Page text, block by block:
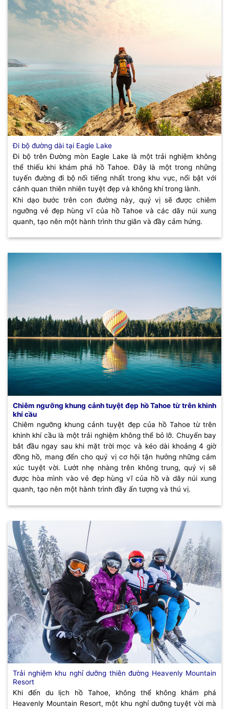
Đi bộ đường dài tại Eagle Lake
Đi bộ trên Đường mòn Eagle Lake là một trải nghiệm không
thể thiếu khi khám phá hồ Tahoe. Đây là một trong những
tuyến đường đi bộ nổi tiếng nhất trong khu vực, nổi bật với
cảnh quan thiên nhiên tuyệt đẹp và không khí trong lành.
Khi dạo bước trên con đường này, quý vị sẽ được chiêm
ngưỡng vẻ đẹp hùng vĩ của hồ Tahoe và các dãy núi xung
quanh, tạo nên một hành trình thư giãn và đầy cảm hứng.
Chiêm ngưỡng khung cảnh tuyệt đẹp hồ Tahoe từ trên khinh
khí cầu
Chiêm ngưỡng khung cảnh tuyệt đẹp của hồ Tahoe từ trên
khinh khí cầu là một trải nghiệm không thể bỏ lỡ. Chuyến bay
bắt đầu ngay sau khi mặt trời mọc và kéo dài khoảng 4 giờ
đồng hồ, mang đến cho quý vị cơ hội tận hưởng những cảm
xúc tuyệt vời. Lướt nhẹ nhàng trên không trung, quý vị sẽ
được hòa mình vào vẻ đẹp hùng vĩ của hồ và dãy núi xung
quanh, tạo nên một hành trình đầy ấn tượng và thú vị.
Trải nghiệm khu nghỉ dưỡng thiên đường Heavenly Mountain
Resort
Khi đến du lịch hồ Tahoe, không thể không khám phá
Heavenly Mountain Resort, một khu nghỉ dưỡng tuyệt vời mà